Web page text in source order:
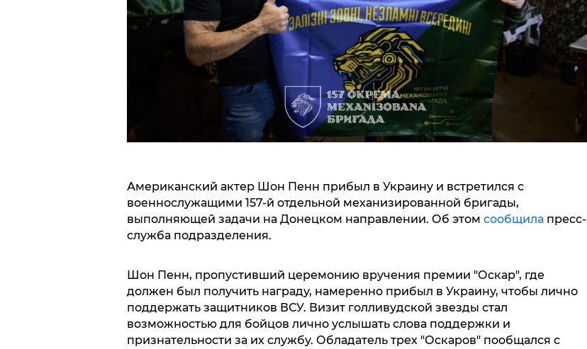
Американский актер Шон Пенн прибыл в Украину и встретился с
военнослужащими 157-й отдельной механизированной бригады,
выполняющей задачи на Донецком направлении. Об этом сообщилапресс-
служба подразделения.
Шон Пенн, пропустивший церемонию вручения премии "Оскар", где
должен был получить награду, намеренно прибыл в Украину, чтобы лично
поддержать защитников ВСУ. Визит голливудской звезды стал
возможностью для бойцов лично услышать слова поддержки и
признательности за их службу. Обладатель трех "Оскаров" пообщался с